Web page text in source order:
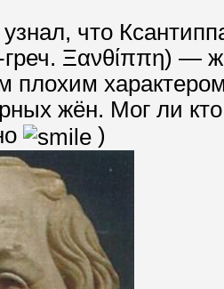
что
Ξανθίππη) —
плохим
жён. Мог ли
)